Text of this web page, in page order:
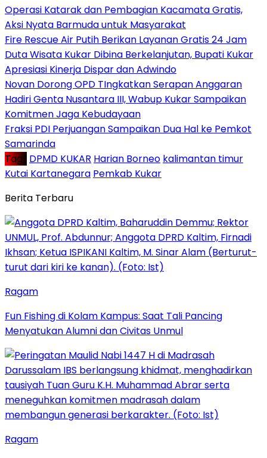
Operasi Katarak dan Pembagian Kacamata Gratis,
Aksi Nyata Barmuda untuk Masyarakat
Fire Rescue Air Putih Berikan Layanan Gratis 24 Jam
Duta Wisata Kukar Dibina Berkelanjutan, Bupati Kukar
Apresiasi Kinerja Dispar dan Adwindo
Novan Dorong OPD TIngkatkan Serapan Anggaran
Hadiri Genta Nusantara III, Wabup Kukar Sampaikan
Komitmen Jaga Kebudayaan
Fraksi PDI Perjuangan Sampaikan Dua Hal ke Pemkot
Samarinda
Tag : DPMD KUKAR Harian Borneo kalimantan timur
Kutai Kartanegara Pemkab Kukar
Berita Terbaru
Ragam
Fun Fishing di Kolam Kampus: Saat Tali Pancing
Menyatukan Alumni dan Civitas Unmul
Ragam